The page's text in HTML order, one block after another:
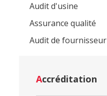
Audit d'usine
Assurance qualité
Audit de fournisseur
Accréditation